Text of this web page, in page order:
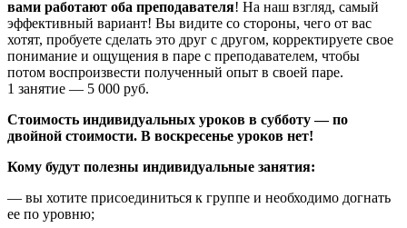
вами работают оба преподавателя! На наш взгляд, самый
эффективный вариант! Вы видите со стороны, чего от вас
хотят, пробуете сделать это друг с другом, корректируете свое
понимание и ощущения в паре с преподавателем, чтобы
потом воспроизвести полученный опыт в своей паре.
1 занятие — 5 000 руб.
Стоимость индивидуальных уроков в субботу — по
двойной стоимости. В воскресенье уроков нет!
Кому будут полезны индивидуальные занятия:
— вы хотите присоединиться к группе и необходимо догнать
ее по уровню;